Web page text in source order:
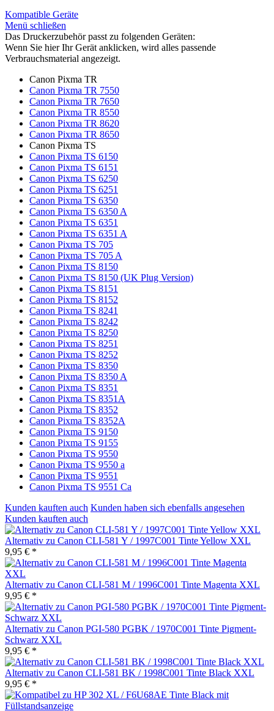
Kompatible Geräte
Menü schließen
Das Druckerzubehör passt zu folgenden Geräten:
Wenn Sie hier Ihr Gerät anklicken, wird alles passende
Verbrauchsmaterial angezeigt.
Canon Pixma TR
Canon Pixma TR 7550
Canon Pixma TR 7650
Canon Pixma TR 8550
Canon Pixma TR 8620
Canon Pixma TR 8650
Canon Pixma TS
Canon Pixma TS 6150
Canon Pixma TS 6151
Canon Pixma TS 6250
Canon Pixma TS 6251
Canon Pixma TS 6350
Canon Pixma TS 6350 A
Canon Pixma TS 6351
Canon Pixma TS 6351 A
Canon Pixma TS 705
Canon Pixma TS 705 A
Canon Pixma TS 8150
Canon Pixma TS 8150 (UK Plug Version)
Canon Pixma TS 8151
Canon Pixma TS 8152
Canon Pixma TS 8241
Canon Pixma TS 8242
Canon Pixma TS 8250
Canon Pixma TS 8251
Canon Pixma TS 8252
Canon Pixma TS 8350
Canon Pixma TS 8350 A
Canon Pixma TS 8351
Canon Pixma TS 8351A
Canon Pixma TS 8352
Canon Pixma TS 8352A
Canon Pixma TS 9150
Canon Pixma TS 9155
Canon Pixma TS 9550
Canon Pixma TS 9550 a
Canon Pixma TS 9551
Canon Pixma TS 9551 Ca
Kunden kauften auch Kunden haben sich ebenfalls angesehen
Kunden kauften auch
Alternativ zu Canon CLI-581 Y / 1997C001 Tinte Yellow XXL
9,95 € *
Alternativ zu Canon CLI-581 M / 1996C001 Tinte Magenta XXL
9,95 € *
Alternativ zu Canon PGI-580 PGBK / 1970C001 Tinte Pigment-
Schwarz XXL
9,95 € *
Alternativ zu Canon CLI-581 BK / 1998C001 Tinte Black XXL
9,95 € *